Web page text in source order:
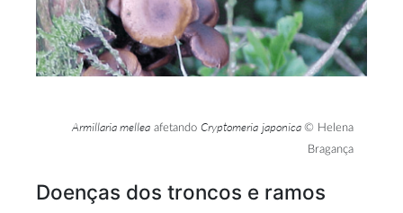
Armillaria mellea afetando Cryptomeria japonica © Helena
Bragança
Doenças dos troncos e ramos